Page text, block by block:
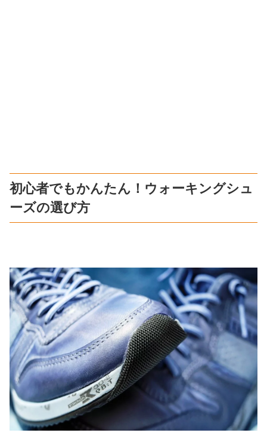
初心者でもかんたん！ウォーキングシュ
ーズの選び方